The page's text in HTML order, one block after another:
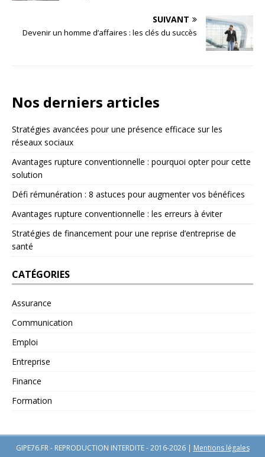
SUIVANT
Devenir un homme d’affaires : les clés du succès
Nos derniers articles
Stratégies avancées pour une présence efficace sur les
réseaux sociaux
Avantages rupture conventionnelle : pourquoi opter pour cette
solution
Défi rémunération : 8 astuces pour augmenter vos bénéfices
Avantages rupture conventionnelle : les erreurs à éviter
Stratégies de financement pour une reprise d’entreprise de
santé
CATÉGORIES
Assurance
Communication
Emploi
Entreprise
Finance
Formation
GIPE76.FR - REPRODUCTION INTERDITE - 2016-2026 | Mentions légales